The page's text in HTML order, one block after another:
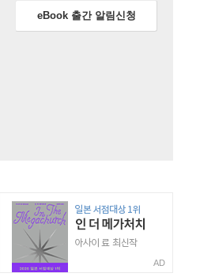
eBook 출간 알림신청
AD